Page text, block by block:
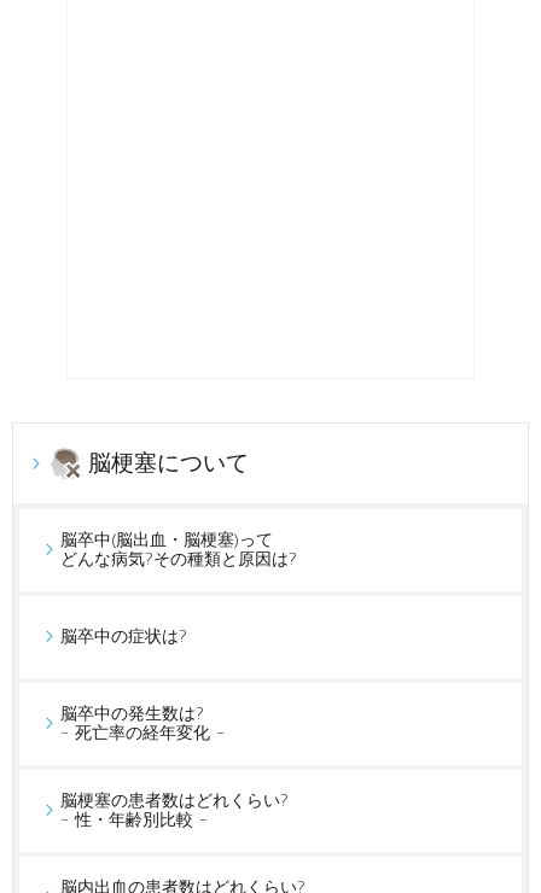
脳梗塞について
脳卒中(脳出血・脳梗塞)って
どんな病気?その種類と原因は?
脳卒中の症状は?
脳卒中の発生数は?
- 死亡率の経年変化 -
脳梗塞の患者数はどれくらい?
- 性・年齢別比較 -
脳内出血の患者数はどれくらい?